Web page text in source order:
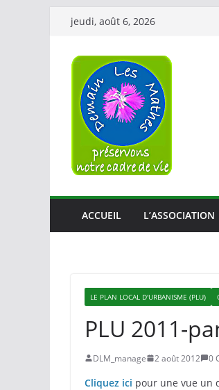
Passer
contenu
jeudi, août 6, 2026
ACCUEIL L’ASSOCIATION
LE PLAN LOCAL D'URBANISME (PLU)
PLU 2011-
DLM_manage 2 août 2012 0
Cliquez ici pour une vue un